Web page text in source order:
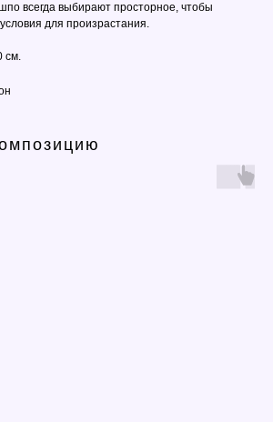
всегда выбирают просторное, чтобы
для произрастания.
см.